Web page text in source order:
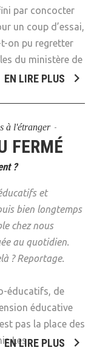
par concocter
un coup d’essai,
on pu regretter
du ministère de
EN LIRE PLUS
à l'étranger
FERMÉ
?
et
bien longtemps
chez nous
au quotidien.
? Reportage.
éducatifs, de
éducative
pas la place des
Les
EN LIRE PLUS